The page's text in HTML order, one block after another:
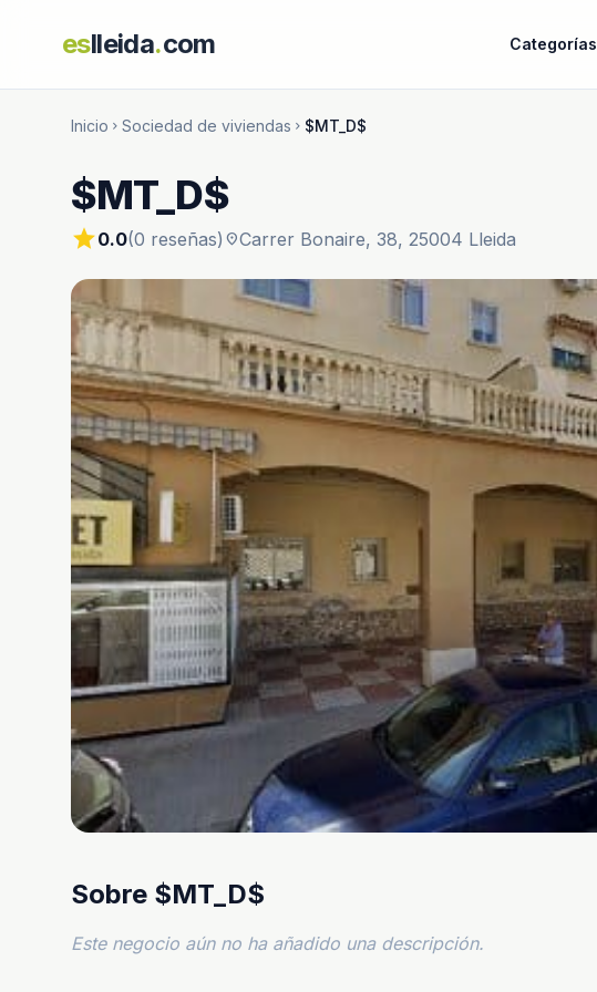
eslleida.com Categorías
Inicio chevron_right Sociedad de viviendas chevron_right $MT_D$
$MT_D$
star0.0(0 reseñas) location_onCarrer Bonaire, 38, 25004 Lleida
Sobre $MT_D$
Este negocio aún no ha añadido una descripción.